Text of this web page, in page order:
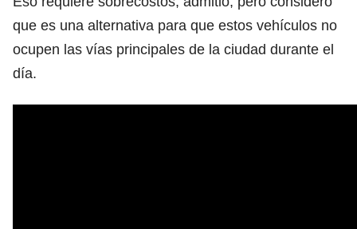
que es una alternativa para que estos vehículos no
ocupen las vías principales de la ciudad durante el
día.